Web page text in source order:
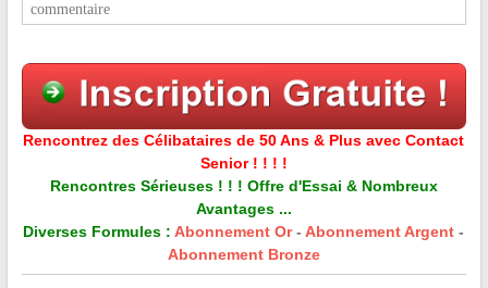
commentaire
Rencontrez des Célibataires de 50 Ans & Plus avec Contact
Senior ! ! ! !
Rencontres Sérieuses ! ! ! Offre d'Essai & Nombreux
Avantages ...
Diverses Formules : Abonnement Or-Abonnement Argent -
Abonnement Bronze